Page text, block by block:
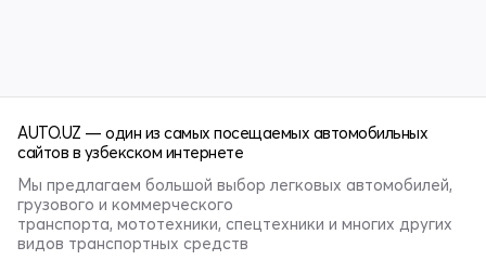
AUTO.UZ — один из самых посещаемых автомобильных
сайтов в узбекском интернете
Мы предлагаем большой выбор легковых автомобилей,
грузового и коммерческого
транспорта, мототехники, спецтехники и многих других
видов транспортных средств